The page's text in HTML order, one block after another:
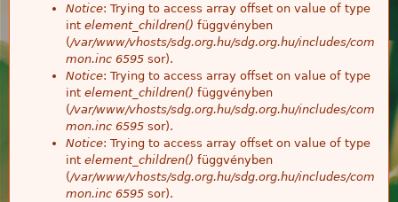
Notice: Trying to access array offset on value of type
int element_children() függvényben
(/var/www/vhosts/sdg.org.hu/sdg.org.hu/includes/com
mon.inc 6595 sor).
Notice: Trying to access array offset on value of type
int element_children() függvényben
(/var/www/vhosts/sdg.org.hu/sdg.org.hu/includes/com
mon.inc 6595 sor).
Notice: Trying to access array offset on value of type
int element_children() függvényben
(/var/www/vhosts/sdg.org.hu/sdg.org.hu/includes/com
mon.inc 6595 sor).